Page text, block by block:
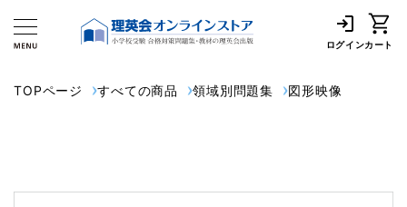
ログインカート
TOPページ すべての商品 領域別問題集 図形映像